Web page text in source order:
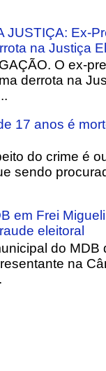
JUSTIÇA: Ex-
na Justiça
O ex-
derrota na
17 anos é
do crime é
sendo
em Frei
eleitoral
do
na